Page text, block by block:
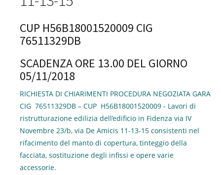
CUP H56B18001520009 CIG
76511329DB
SCADENZA ORE 13.00 DEL GIORNO
05/11/2018
RICHIESTA DI CHIARIMENTI PROCEDURA NEGOZIATA GARA
CIG 76511329DB – CUP H56B18001520009 - Lavori di
ristrutturazione edilizia dell’edificio in Fidenza via IV
Novembre 23/b, via De Amicis 11-13-15 consistenti nel
rifacimento del manto di copertura, tinteggio della
facciata, sostituzione degli infissi e opere varie
accessorie.